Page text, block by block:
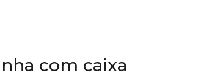
com caixa